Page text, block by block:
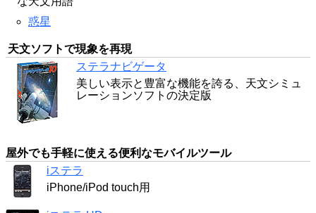
惑星
天文ソフトで現象を再現
ステラナビゲータ
美しい表示と豊富な機能を誇る、天文シミュ
レーションソフトの決定版
屋外でも手軽に使える便利なモバイルツール
iステラ
iPhone/iPod touch用